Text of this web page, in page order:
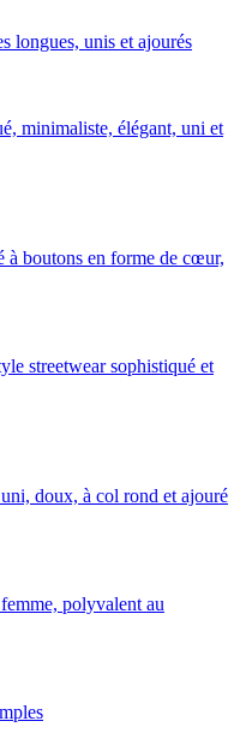
longues, unis et ajourés
minimaliste, élégant, uni et
à boutons en forme de cœur,
streetwear sophistiqué et
doux, à col rond et ajouré
polyvalent au